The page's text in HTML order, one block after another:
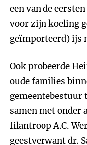
een van de
voor zijn koeling
geïmporteerd) ijs
Ook probeerde
oude families
gemeentebestuur
samen met onder
filantroop A.C.
geestverwant dr.